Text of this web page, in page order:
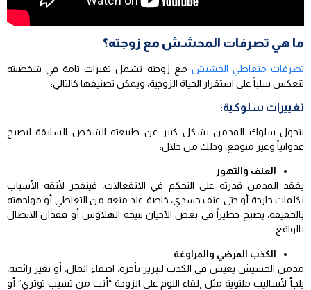
ما هي تصرفات المحشش مع زوجته؟
تصرفات متعاطي الحشيش مع زوجته تشمل تغيرات تامة في شخصيته
تنعكس سلباً على استقرار الحياة الزوجية، ويمكن تصنيفها كالتالي:
تغييرات سلوكية:
يتحول سلوك المدمن بشكل كبير عن طبيعته الشخص السابقة ليصبح
عدوانياً وغير متوقع، وذلك من خلال:
العنف والتهور
يفقد المدمن قدرته على التحكم في الانفعالات، فينفجر لأتفه الأسباب
بكلمات جارحة أو حتى عنف جسدي، خاصة عند منعه من التعاطي أو مواجهته
بالحقيقة، يصبح خطيراً في بعض الأحيان نتيجة الهلاوس أو فقدان الاتصال
بالواقع.
الكذب المرضي والمراوغة
مدمن الحشيش يعيش في الكذب لتبرير تأخره، اختفاء المال، أو تغير رائحته،
يلجأ لأساليب ملتوية مثل إلقاء اللوم على الزوجة “أنت من تسبب توتري” أو